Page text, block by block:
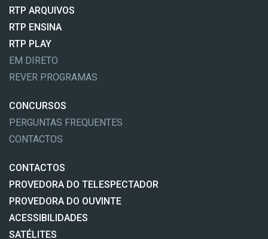
RTP ARQUIVOS
RTP ENSINA
RTP PLAY
EM DIRETO
REVER PROGRAMAS
CONCURSOS
PERGUNTAS FREQUENTES
CONTACTOS
CONTACTOS
PROVEDORA DO TELESPECTADOR
PROVEDORA DO OUVINTE
ACESSIBILIDADES
SATÉLITES